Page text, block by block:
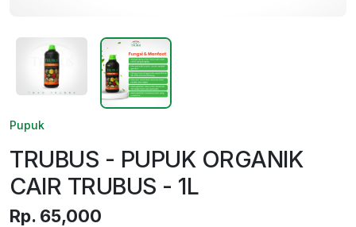
Pupuk
TRUBUS - PUPUK ORGANIK
CAIR TRUBUS - 1L
Rp. 65,000